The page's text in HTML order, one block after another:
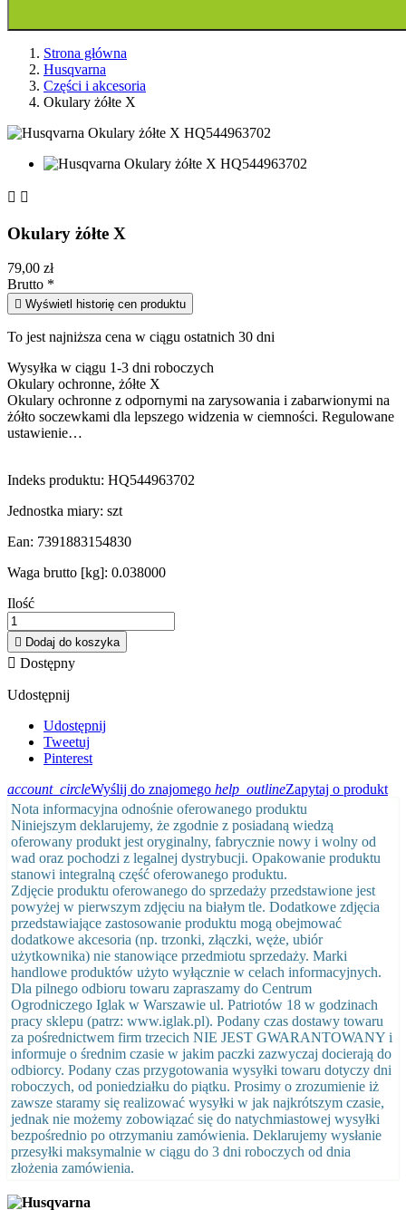
Strona główna
Husqvarna
Części i akcesoria
Okulary żółte X
 
Okulary żółte X
79,00 zł
Brutto *
 Wyświetl historię cen produktu
To jest najniższa cena w ciągu ostatnich 30 dni
Wysyłka w ciągu 1-3 dni roboczych
Okulary ochronne, żółte X
Okulary ochronne z odpornymi na zarysowania i zabarwionymi na
żółto soczewkami dla lepszego widzenia w ciemności. Regulowane
ustawienie…
Indeks produktu: HQ544963702
Jednostka miary: szt
Ean: 7391883154830
Waga brutto [kg]: 0.038000
Ilość
 Dodaj do koszyka
 Dostępny
Udostępnij
Udostępnij
Tweetuj
Pinterest
account_circleWyślij do znajomego help_outlineZapytaj o produkt
Nota informacyjna odnośnie oferowanego produktu
Niniejszym deklarujemy, że zgodnie z posiadaną wiedzą
oferowany produkt jest oryginalny, fabrycznie nowy i wolny od
wad oraz pochodzi z legalnej dystrybucji. Opakowanie produktu
stanowi integralną część oferowanego produktu.
Zdjęcie produktu oferowanego do sprzedaży przedstawione jest
powyżej w pierwszym zdjęciu na białym tle. Dodatkowe zdjęcia
przedstawiające zastosowanie produktu mogą obejmować
dodatkowe akcesoria (np. trzonki, złączki, węże, ubiór
użytkownika) nie stanowiące przedmiotu sprzedaży. Marki
handlowe produktów użyto wyłącznie w celach informacyjnych.
Dla pilnego odbioru towaru zapraszamy do Centrum
Ogrodniczego Iglak w Warszawie ul. Patriotów 18 w godzinach
pracy sklepu (patrz: www.iglak.pl). Podany czas dostawy towaru
za pośrednictwem firm trzecich NIE JEST GWARANTOWANY i
informuje o średnim czasie w jakim paczki zazwyczaj docierają do
odbiorcy. Podany czas przygotowania wysyłki towaru dotyczy dni
roboczych, od poniedziałku do piątku. Prosimy o zrozumienie iż
zawsze staramy się realizować wysyłki w jak najkrótszym czasie,
jednak nie możemy zobowiązać się do natychmiastowej wysyłki
bezpośrednio po otrzymaniu zamówienia. Deklarujemy wysłanie
przesyłki maksymalnie w ciągu do 3 dni roboczych od dnia
złożenia zamówienia.